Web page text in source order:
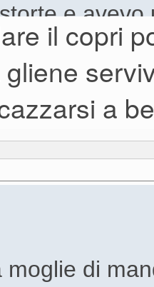
e
foto!
il copri
a
moglie di